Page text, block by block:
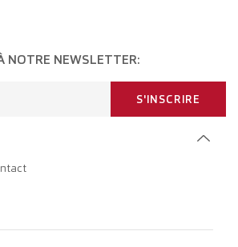
NOTRE NEWSLETTER:
S'INSCRIRE